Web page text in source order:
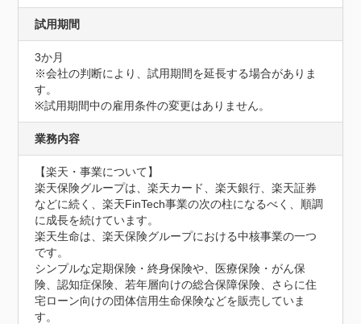
試用期間
3か月
※会社の判断により、試用期間を延長する場合がありま
す。
※試用期間中の雇用条件の変更はありません。
業務内容
【楽天・事業について】
楽天保険グループは、楽天カード、楽天銀行、楽天証券
などに続く、楽天FinTech事業の次の柱になるべく、順調
に成長を続けています。
楽天生命は、楽天保険グループにおける中核事業の一つ
です。
シンプルな定期保険・終身保険や、医療保険・がん保
険、認知症保険、若年層向けの総合保障保険、さらに住
宅ローン向けの団体信用生命保険などを販売していま
す。